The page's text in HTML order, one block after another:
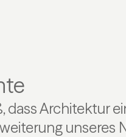
dass Architektur
unseres